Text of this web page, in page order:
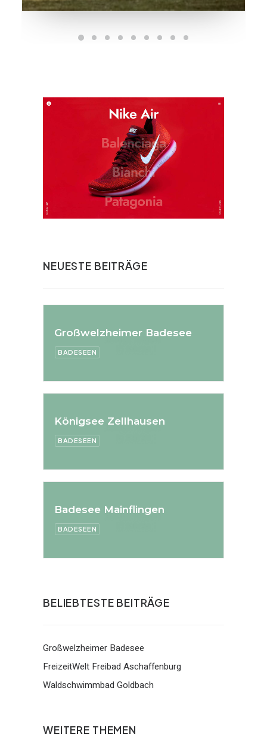
NEUESTE BEITRÄGE
Großwelzheimer Badesee
BADESEEN
Königsee Zellhausen
BADESEEN
Badesee Mainflingen
BADESEEN
BELIEBTESTE BEITRÄGE
Großwelzheimer Badesee
FreizeitWelt Freibad Aschaffenburg
Waldschwimmbad Goldbach
WEITERE THEMEN